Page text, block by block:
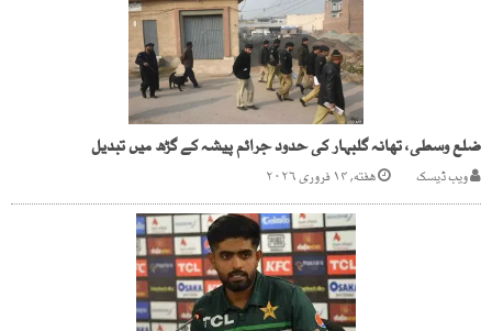
ضلع وسطی، تھانہ گلبہار کی حدود جرائم پیشہ کے گڑھ میں تبدیل
ویب ڈیسک هفته, ۱۴ فروری ۲۰۲۶